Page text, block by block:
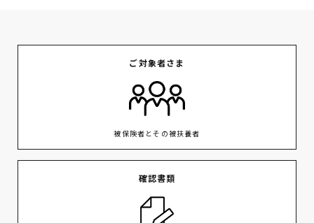
ご対象者さま
被保険者とその被扶養者
確認書類